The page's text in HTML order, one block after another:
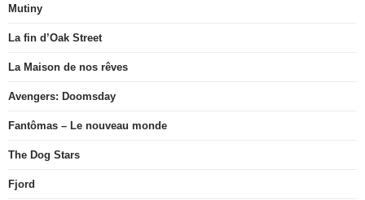
Mutiny
La fin d’Oak Street
La Maison de nos rêves
Avengers: Doomsday
Fantômas – Le nouveau monde
The Dog Stars
Fjord